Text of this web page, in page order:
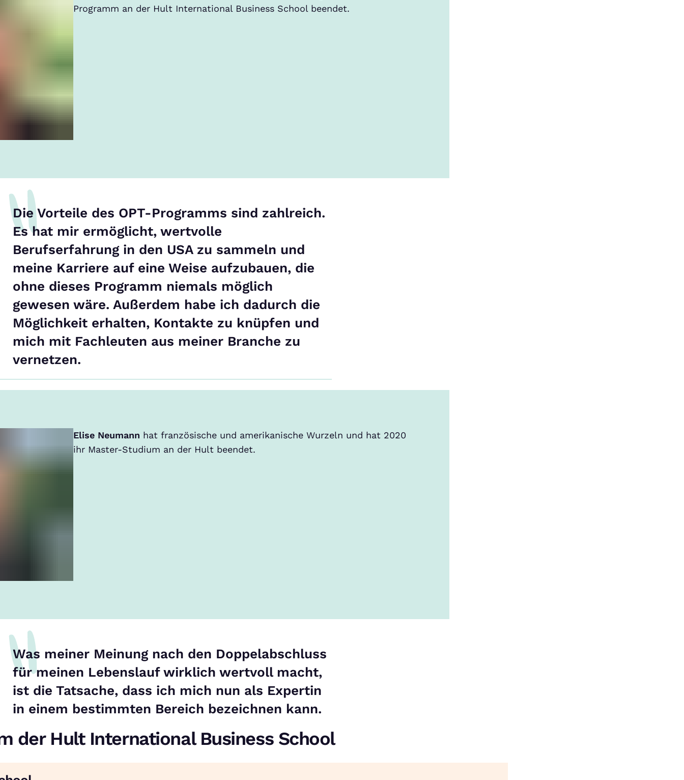
Programm an der Hult International Business School beendet.
Die Vorteile des OPT-Programms sind zahlreich.
Es hat mir ermöglicht, wertvolle
Berufserfahrung in den USA zu sammeln und
meine Karriere auf eine Weise aufzubauen, die
ohne dieses Programm niemals möglich
gewesen wäre. Außerdem habe ich dadurch die
Möglichkeit erhalten, Kontakte zu knüpfen und
mich mit Fachleuten aus meiner Branche zu
vernetzen.
Elise Neumann hat französische und amerikanische Wurzeln und hat 2020
ihr Master-Studium an der Hult beendet.
Was meiner Meinung nach den Doppelabschluss
für meinen Lebenslauf wirklich wertvoll macht,
ist die Tatsache, dass ich mich nun als Expertin
in einem bestimmten Bereich bezeichnen kann.
der Hult International Business School